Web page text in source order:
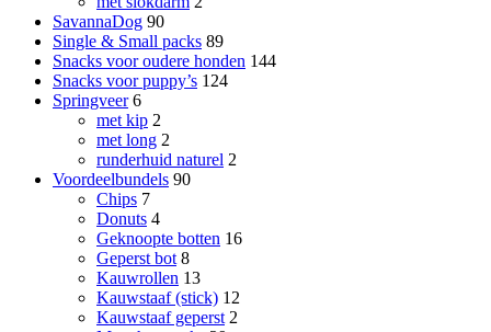
SavannaDog 90
Single & Small packs 89
Snacks voor oudere honden 144
Snacks voor puppy’s 124
Springveer 6
met kip 2
met long 2
runderhuid naturel 2
Voordeelbundels 90
Chips 7
Donuts 4
Geknoopte botten 16
Geperst bot 8
Kauwrollen 13
Kauwstaaf (stick) 12
Kauwstaaf geperst 2